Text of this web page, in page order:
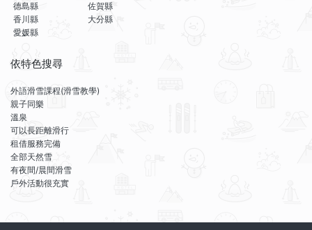
德島縣
香川縣
愛媛縣
佐賀縣
大分縣
依特色搜尋
外語滑雪課程(滑雪教學)
親子同樂
溫泉
可以長距離滑行
租借服務完備
全部天然雪
有夜間/晨間滑雪
戶外活動很充實